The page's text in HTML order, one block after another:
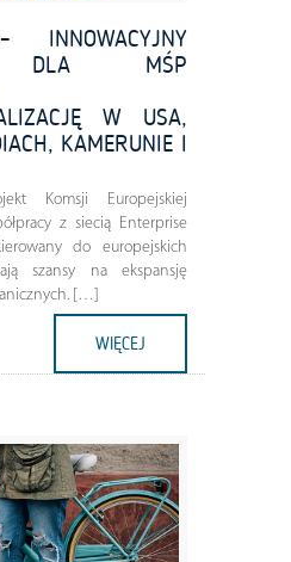
INNOWACYJNY
DLA MŚP
W USA,
KAMERUNIE I
Komsji Europejskiej
z siecią Enterprise
do europejskich
szansy na ekspansję
[…]
WIĘCEJ